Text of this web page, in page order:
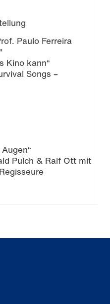
Paulo Ferreira
Kino kann“
Songs –
Pulch & Ralf Ott mit